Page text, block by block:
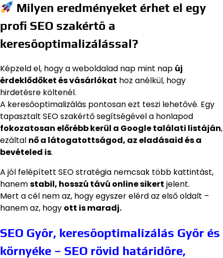
Milyen eredményeket érhet el egy
profi SEO szakértő a
keresőoptimalizálással?
Képzeld el, hogy a weboldalad nap mint nap új
érdeklődőket és vásárlókat hoz anélkül, hogy
hirdetésre költenél.
A keresőoptimalizálás pontosan ezt teszi lehetővé. Egy
tapasztalt SEO szakértő segítségével a honlapod
fokozatosan előrébb kerül a Google találati listáján,
ezáltal nő a látogatottságod, az eladásaid és a
bevételed is.
A jól felépített SEO stratégia nemcsak több kattintást,
hanemstabil, hosszú távú online sikert jelent.
Mert a cél nem az, hogy egyszer elérd az első oldalt –
hanem az, hogy ott is maradj.
SEO Győr, keresőoptimalizálás Győr és
környéke – SEO rövid határidőre,